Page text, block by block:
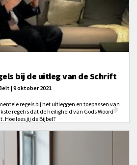
bij de uitleg van de Schrift
| 9 oktober 2021
regels bij het uitleggen en toepassen van
regel is dat de heiligheid van Gods Woord
Hoe lees jij de Bijbel?